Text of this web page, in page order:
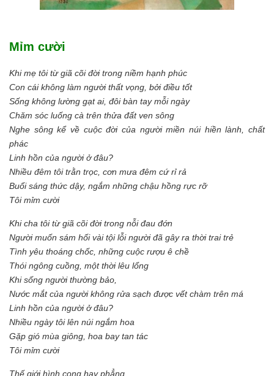
Mỉm cười
Khi mẹ tôi từ giã cõi đời trong niềm hạnh phúc
Con cái không làm người thất vọng, bởi điều tốt
Sống không lường gạt ai, đôi bàn tay mỗi ngày
Chăm sóc luống cà trên thửa đất ven sông
Nghe sông kể về cuộc đời của người miền núi hiền lành, chất
phác
Linh hồn của người ở đâu?
Nhiều đêm tôi trằn trọc, cơn mưa đêm cứ rỉ rả
Buổi sáng thức dậy, ngắm những chậu hồng rực rỡ
Tôi mỉm cười
Khi cha tôi từ giã cõi đời trong nỗi đau đớn
Người muốn sám hối vài tội lỗi người đã gây ra thời trai trẻ
Tình yêu thoáng chốc, những cuộc rượu ê chề
Thói ngông cuồng, một thời lêu lổng
Khi sống người thường bảo,
Nước mắt của người không rửa sạch được vết chàm trên má
Linh hồn của người ở đâu?
Nhiều ngày tôi lên núi ngắm hoa
Gặp gió mùa giông, hoa bay tan tác
Tôi mỉm cười
Thế giới hình cong hay phẳng